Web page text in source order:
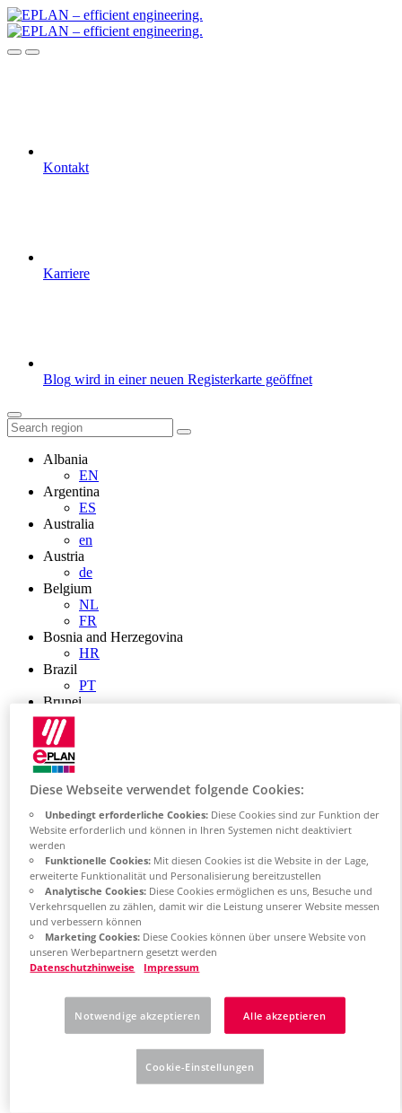
Kontakt
Karriere
Blog wird in einer neuen Registerkarte geöffnet
Albania
EN
Argentina
ES
Australia
en
Austria
de
Belgium
NL
FR
Bosnia and Herzegovina
HR
Brazil
PT
Brunei
Bulgaria
Canada
en
FR
Chile
ES
China
ZH
EN
China Taiwan
EN
Colombia
ES
Croatia
HR
Denmark
Diese Webseite verwendet folgende Cookies:
Unbedingt erforderliche Cookies:Diese Cookies sind zur Funktion der
Website erforderlich und können in Ihren Systemen nicht deaktiviert
werden
Funktionelle Cookies:Mit diesen Cookies ist die Website in der Lage,
erweiterte Funktionalität und Personalisierung bereitzustellen
Analytische Cookies:Diese Cookies ermöglichen es uns, Besuche und
Verkehrsquellen zu zählen, damit wir die Leistung unserer Website messen
und verbessern können
Marketing Cookies:Diese Cookies können über unsere Website von
unseren Werbepartnern gesetzt werden
Datenschutzhinweise
Impressum
Notwendige akzeptieren Alle akzeptieren
Cookie-Einstellungen